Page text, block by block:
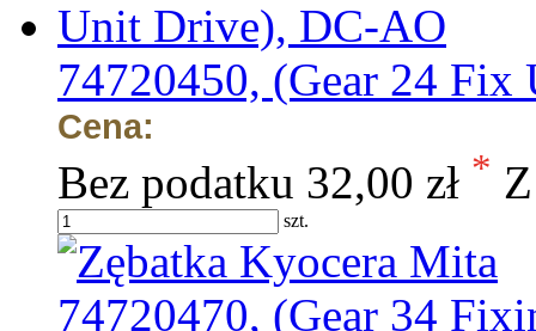
74720450, (Gear 24
Cena:
Bez podatku 32,00 zł *
szt.